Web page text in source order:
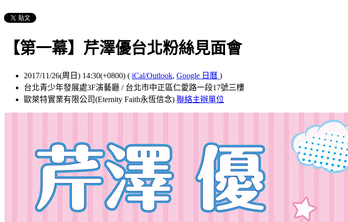
【第一幕】芹澤優台北粉絲見面會
2017/11/26(周日) 14:30(+0800) ( iCal/Outlook, Google 日曆 )
台北青少年發展處3F演藝廳 / 台北市中正區仁愛路一段17號三樓
歐萊特實業有限公司(Eternity Faith永恆信念) 聯絡主辦單位